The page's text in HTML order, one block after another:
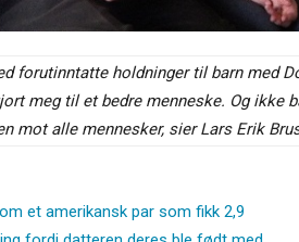
forutinntatte holdninger til barn med
meg til et bedre menneske. Og ikke
mot alle mennesker, sier Lars Erik
et amerikansk par som fikk 2,9